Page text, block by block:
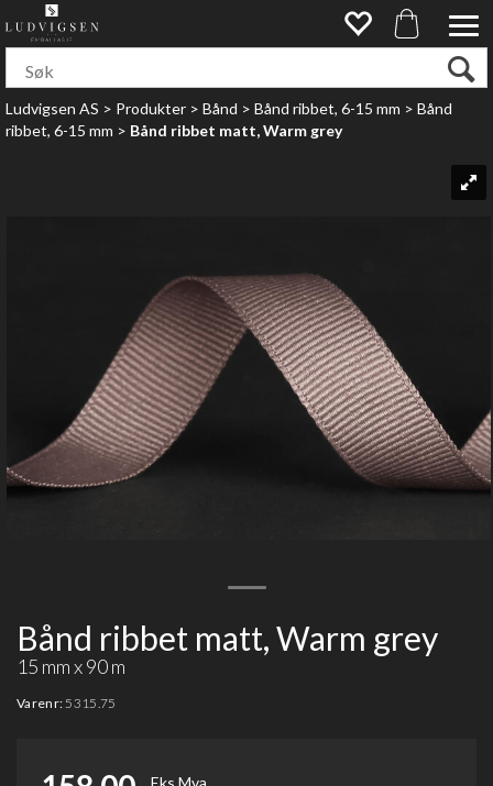
Ludvigsen AS>Produkter>Bånd>Bånd ribbet, 6-15 mm>Bånd
ribbet, 6-15 mm>Bånd ribbet matt, Warm grey
Bånd ribbet matt, Warm grey
15 mm x 90 m
Varenr: 5315.75
Eks.Mva